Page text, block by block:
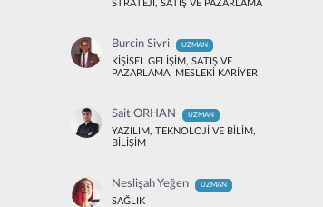
STRATEJİ, SATIŞ VE PAZARLAMA
Burcin Sivri UZMAN
KİŞİSEL GELİŞİM, SATIŞ VE
PAZARLAMA, MESLEKİ KARİYER
Sait ORHAN UZMAN
YAZILIM, TEKNOLOJİ VE BİLİM,
BİLİŞİM
Neslişah Yeğen UZMAN
SAĞLIK